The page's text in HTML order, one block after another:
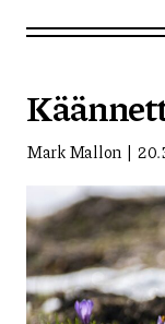
Mark Mallon